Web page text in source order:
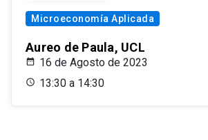
Microeconomía Aplicada
Aureo de Paula, UCL
16 de Agosto de 2023
13:30 a 14:30